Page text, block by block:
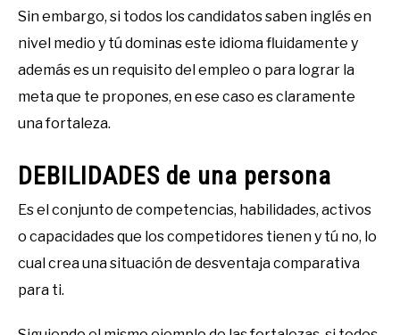
Sin embargo, si todos los candidatos saben inglés en
nivel medio y tú dominas este idioma fluidamente y
además es un requisito del empleo o para lograr la
meta que te propones, en ese caso es claramente
una fortaleza.
DEBILIDADES de una persona
Es el conjunto de competencias, habilidades, activos
o capacidades que los competidores tienen y tú no, lo
cual crea una situación de desventaja comparativa
para ti.